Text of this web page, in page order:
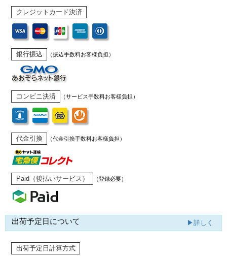
クレジットカード決済
銀行振込 （振込手数料お客様負担）
コンビニ決済 （サービス手数料お客様負担）
代金引換 （代金引換手数料お客様負担）
Paid（後払いサービス） （登録必要）
出荷予定日について ▶詳しく
出荷予定日計算方式